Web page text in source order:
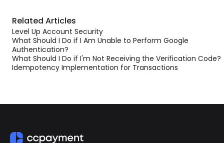
Related Articles
Level Up Account Security
What Should I Do if I Am Unable to Perform Google
Authentication?
What Should I Do if I'm Not Receiving the Verification Code?
Idempotency Implementation for Transactions